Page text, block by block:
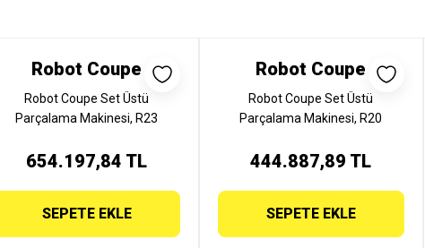
Robot Coupe
Robot Coupe Set Üstü
Parçalama Makinesi, R23
654.197,84 TL
SEPETE EKLE
Robot Coupe
Robot Coupe Set Üstü
Parçalama Makinesi, R20
444.887,89 TL
SEPETE EKLE